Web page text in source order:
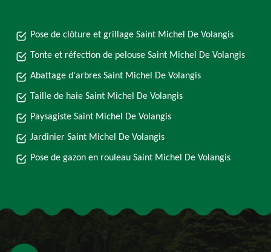
Pose de clôture et grillage Saint Michel De Volangis
Tonte et réfection de pelouse Saint Michel De Volangis
Abattage d'arbres Saint Michel De Volangis
Taille de haie Saint Michel De Volangis
Paysagiste Saint Michel De Volangis
Jardinier Saint Michel De Volangis
Pose de gazon en rouleau Saint Michel De Volangis